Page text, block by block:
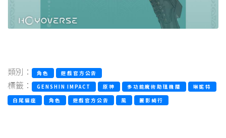
類別： 角色 遊戲官方公告
標籤： GENSHIN IMPACT 原神 多功能魔術助理機關
琳妮特
白尾貓座
角色 遊戲官方公告 風 麗影綺行